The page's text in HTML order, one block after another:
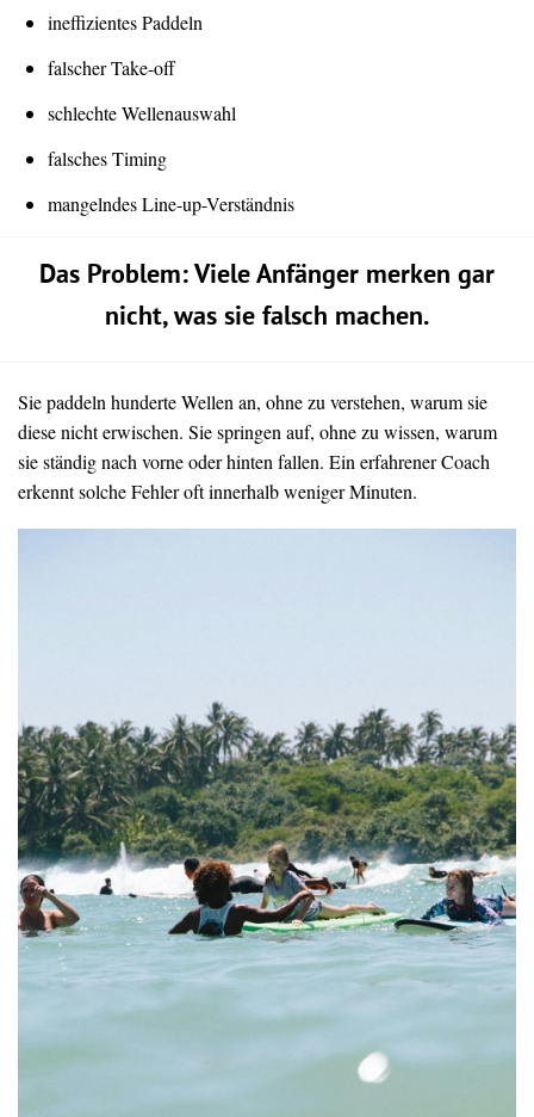
ineffizientes Paddeln
falscher Take-off
schlechte Wellenauswahl
falsches Timing
mangelndes Line-up-Verständnis
Das Problem: Viele Anfänger merken gar
nicht, was sie falsch machen.
Sie paddeln hunderte Wellen an, ohne zu verstehen, warum sie
diese nicht erwischen. Sie springen auf, ohne zu wissen, warum
sie ständig nach vorne oder hinten fallen. Ein erfahrener Coach
erkennt solche Fehler oft innerhalb weniger Minuten.